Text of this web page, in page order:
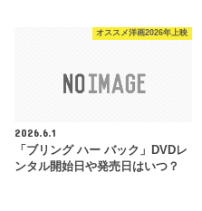
オススメ洋画2026年上映
2026.6.1
「ブリング ハー バック」DVDレ
ンタル開始日や発売日はいつ？